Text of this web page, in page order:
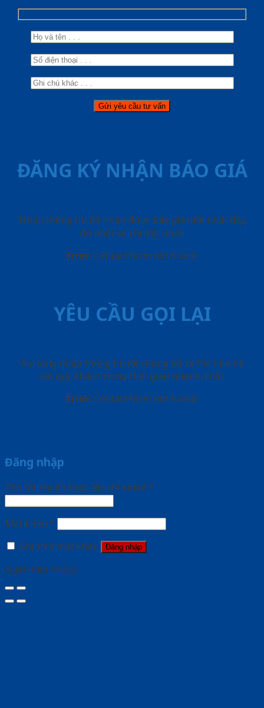
ĐĂNG KÝ NHẬN BÁO GIÁ
Nhập thông tin để nhận được báo giá mới nhât đầy
đủ nhất và chi tiết nhất.
Error: Contact form not found.
YÊU CẦU GỌI LẠI
Vui lòng nhập thông tin để chúng tôi có thể liên hệ
với quý khách trong thời gian nhanh nhất.
Error: Contact form not found.
Đăng nhập
Tên tài khoản hoặc địa chỉ email *
Mật khẩu *
Ghi nhớ mật khẩu
Đăng nhập
Quên mật khẩu?